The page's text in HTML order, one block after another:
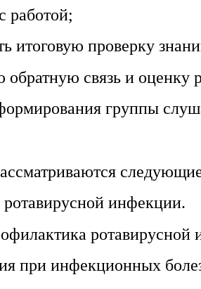
деятельностью
дело и
технологии наземного
работой;
итоговую проверку
связь и оценку
группы
инфекции.
ротавирусной
при инфекционных